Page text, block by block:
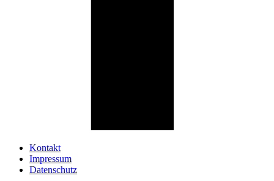
Kontakt
Impressum
Datenschutz